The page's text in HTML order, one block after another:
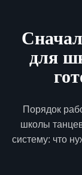
для
Порядок
школы
систему: что